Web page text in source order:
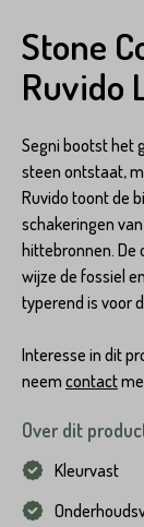
Stone
Ruvido
Segni bootst het
steen ontstaat,
Ruvido toont de
schakeringen
hittebronnen.
wijze de fossiel
typerend is voor
Interesse in dit
neem contact
Over dit
Kleurvast